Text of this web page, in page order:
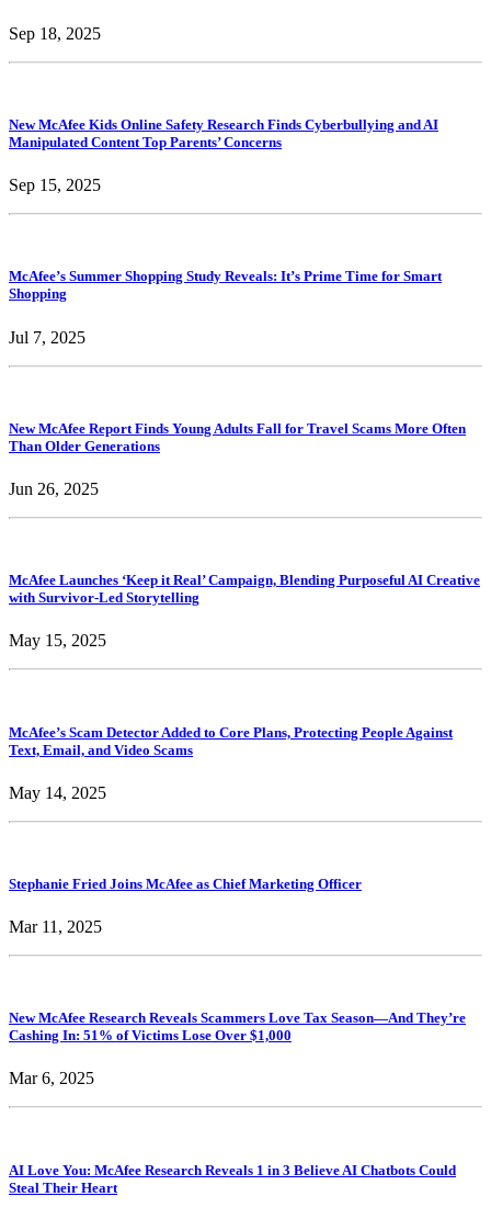
Sep 18, 2025
New McAfee Kids Online Safety Research Finds Cyberbullying and AI
Manipulated Content Top Parents’ Concerns
Sep 15, 2025
McAfee’s Summer Shopping Study Reveals: It’s Prime Time for Smart
Shopping
Jul 7, 2025
New McAfee Report Finds Young Adults Fall for Travel Scams More Often
Than Older Generations
Jun 26, 2025
McAfee Launches ‘Keep it Real’ Campaign, Blending Purposeful AI Creative
with Survivor-Led Storytelling
May 15, 2025
McAfee’s Scam Detector Added to Core Plans, Protecting People Against
Text, Email, and Video Scams
May 14, 2025
Stephanie Fried Joins McAfee as Chief Marketing Officer
Mar 11, 2025
New McAfee Research Reveals Scammers Love Tax Season—And They’re
Cashing In: 51% of Victims Lose Over $1,000
Mar 6, 2025
AI Love You: McAfee Research Reveals 1 in 3 Believe AI Chatbots Could
Steal Their Heart